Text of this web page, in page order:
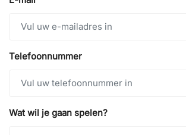
Telefoonnummer
Wat wil je gaan spelen?